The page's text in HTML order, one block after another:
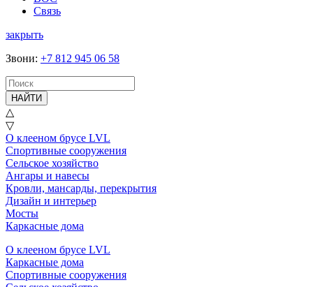
Связь
закрыть
Звони: +7 812 945 06 58
НАЙТИ
△
▽
О клееном брусе LVL
Спортивные сооружения
Сельское хозяйство
Ангары и навесы
Кровли, мансарды, перекрытия
Дизайн и интерьер
Мосты
Каркасные дома
О клееном брусе LVL
Каркасные дома
Спортивные сооружения